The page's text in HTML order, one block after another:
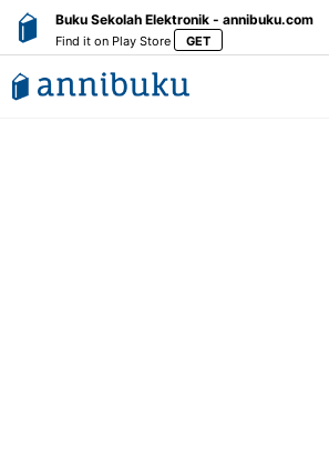
Buku Sekolah Elektronik - annibuku.com
Find it on Play Store GET